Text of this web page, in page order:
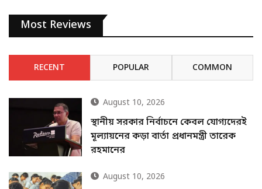
Most Reviews
RECENT POPULAR COMMON
August 10, 2026
স্থানীয় সরকার নির্বাচনে কেবল যোগ্যদেরই
মূল্যায়নের কড়া বার্তা প্রধানমন্ত্রী তারেক
রহমানের
August 10, 2026